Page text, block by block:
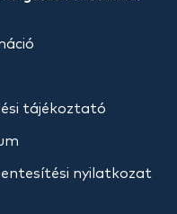
tájékoztató
nyilatkozat